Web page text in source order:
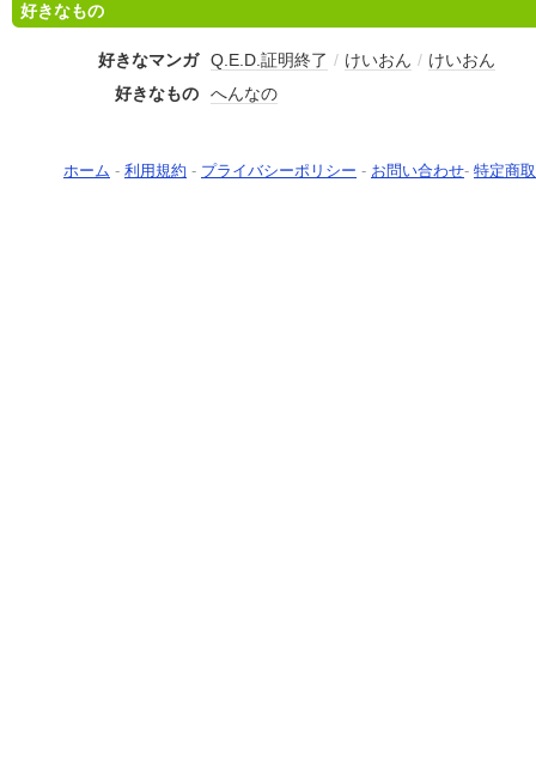
好きなもの
好きなマンガ Q.E.D.証明終了 / けいおん / けいおん
好きなもの
へんなの
ホーム - 利用規約 - プライバシーポリシー - お問い合わせ- 特定商